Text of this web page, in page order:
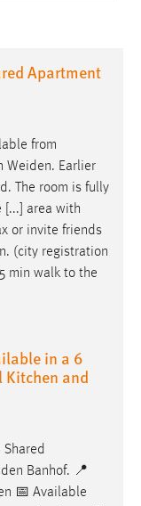
Apartment
from
Weiden. Earlier
The room is fully
[...] area with
or invite friends
. (city registration
min walk to the
in a 6
Kitchen and
Shared
Banhof. 📍
📅 Available
in diesem Cookie
mibew-